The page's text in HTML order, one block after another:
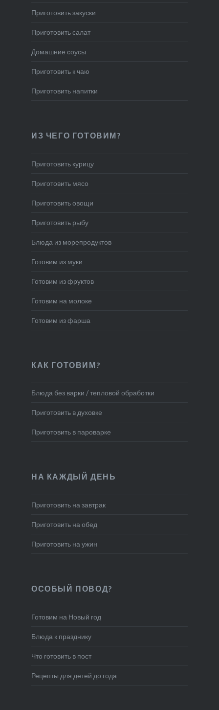
Приготовить закуски
Приготовить салат
Домашние соусы
Приготовить к чаю
Приготовить напитки
ИЗ ЧЕГО ГОТОВИМ?
Приготовить курицу
Приготовить мясо
Приготовить овощи
Приготовить рыбу
Блюда из морепродуктов
Готовим из муки
Готовим из фруктов
Готовим на молоке
Готовим из фарша
КАК ГОТОВИМ?
Блюда без варки / тепловой обработки
Приготовить в духовке
Приготовить в пароварке
НА КАЖДЫЙ ДЕНЬ
Приготовить на завтрак
Приготовить на обед
Приготовить на ужин
ОСОБЫЙ ПОВОД?
Готовим на Новый год
Блюда к празднику
Что готовить в пост
Рецепты для детей до года